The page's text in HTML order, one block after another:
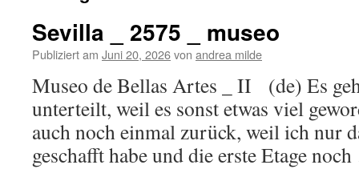
Sevilla _ 2575 _ museo
Publiziert am Juni 20, 2026von andrea milde
Museo de Bellas Artes _ II (de) Es
unterteilt, weil es sonst etwas viel
auch noch einmal zurück, weil ich nur
geschafft habe und die erste Etage